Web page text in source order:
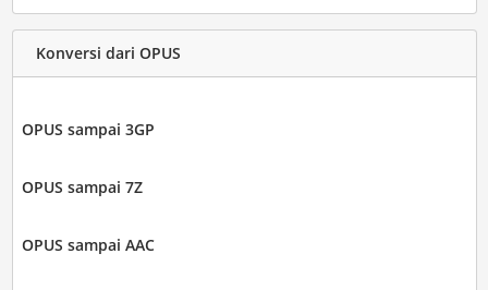
Konversi dari OPUS
OPUS sampai 3GP
OPUS sampai 7Z
OPUS sampai AAC